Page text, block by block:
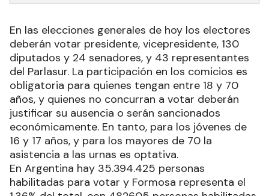
En las elecciones generales de hoy los electores
deberán votar presidente, vicepresidente, 130
diputados y 24 senadores, y 43 representantes
del Parlasur. La participación en los comicios es
obligatoria para quienes tengan entre 18 y 70
años, y quienes no concurran a votar deberán
justificar su ausencia o serán sancionados
económicamente. En tanto, para los jóvenes de
16 y 17 años, y para los mayores de 70 la
asistencia a las urnas es optativa.
En Argentina hay 35.394.425 personas
habilitadas para votar y Formosa representa el